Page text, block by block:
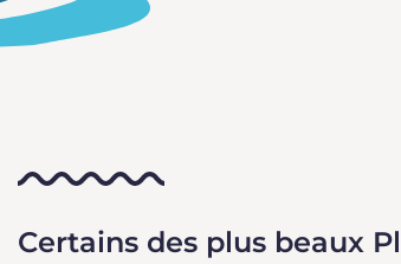
Certains des plus beaux